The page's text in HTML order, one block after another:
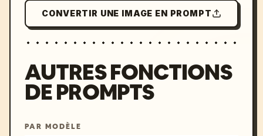
CONVERTIR UNE IMAGE EN PROMPT
AUTRES FONCTIONS
DE PROMPTS
PAR MODÈLE